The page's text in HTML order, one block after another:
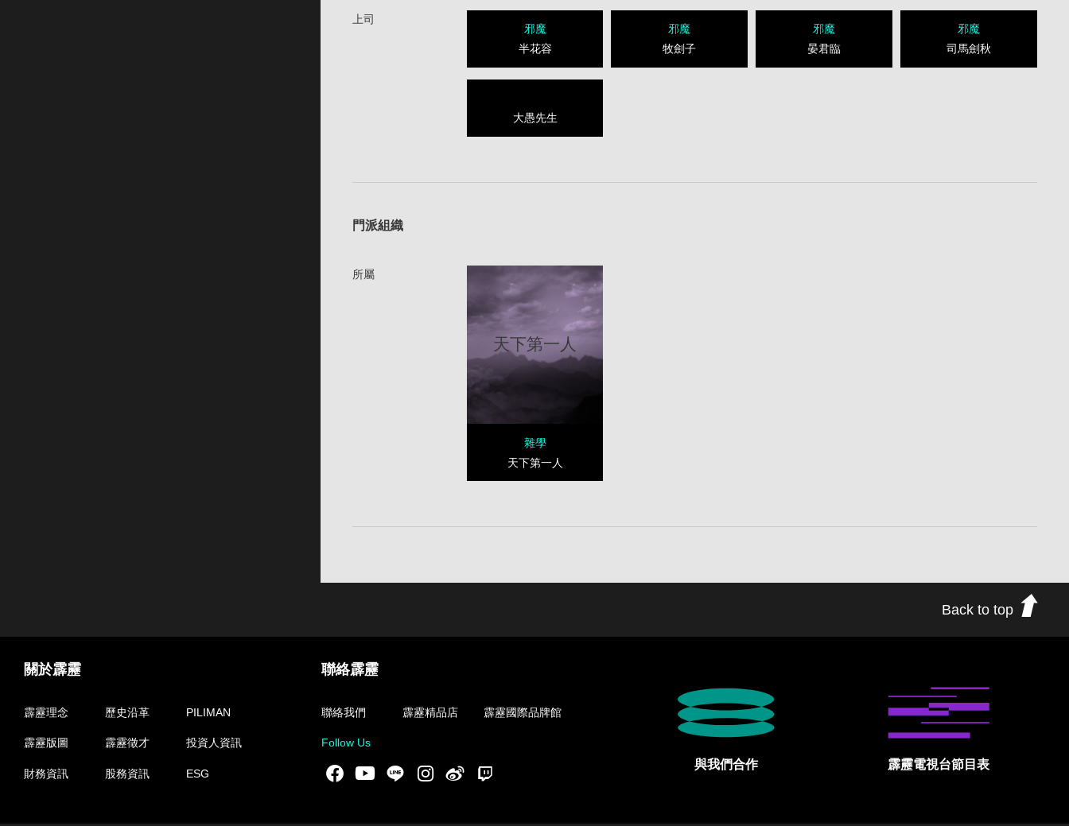
上司
邪魔
半花容
邪魔
牧劍子
邪魔
晏君臨
邪魔
司馬劍秋
大愚先生
門派組織
所屬
天下第一人
雜學
天下第一人
Back to top
關於霹靂
霹靂理念 歷史沿革 PILIMAN
霹靂版圖 霹靂徵才 投資人資訊
財務資訊 股務資訊 ESG
聯絡霹靂
聯絡我們 霹靂精品店 霹靂國際品牌館
Follow Us
Facebook
YoutubeLINE Instgram新浪微博 與我們合作 霹靂電視台節目表